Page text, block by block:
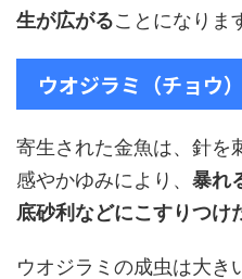
生が広がることになりま
ウオジラミ（チョウ
寄生された金魚は、針を
感やかゆみにより、 暴れ
底砂利などにこすりつけ
ウオジラミの成虫は大き